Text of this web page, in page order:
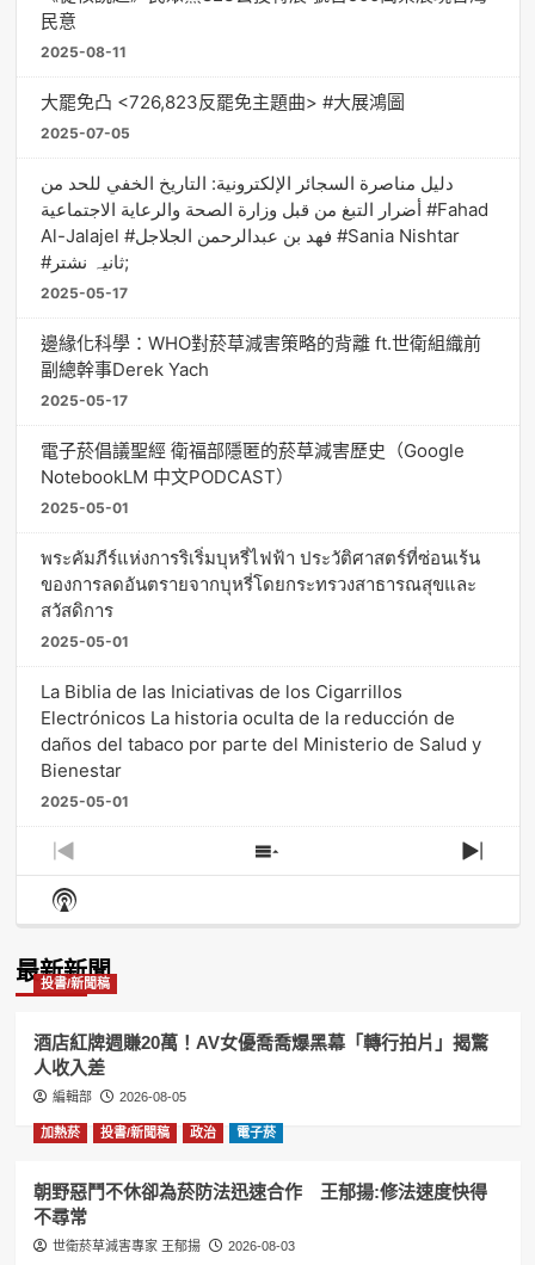
民意
2025-08-11
大罷免凸 <726,823反罷免主題曲> #大展鴻圖
2025-07-05
دليل مناصرة السجائر الإلكترونية: التاريخ الخفي للحد من
أضرار التبغ من قبل وزارة الصحة والرعاية الاجتماعية #Fahad
Al-Jalajel #فهد بن عبدالرحمن الجلاجل #Sania Nishtar
#ثانیہ نشتر;
2025-05-17
邊緣化科學：WHO對菸草減害策略的背離 ft.世衛組織前
副總幹事Derek Yach
2025-05-17
電子菸倡議聖經 衛福部隱匿的菸草減害歷史（Google
NotebookLM 中文PODCAST）
2025-05-01
พระคัมภีร์แห่งการริเริ่มบุหรี่ไฟฟ้า ประวัติศาสตร์ที่ซ่อนเร้น
ของการลดอันตรายจากบุหรี่โดยกระทรวงสาธารณสุขและ
สวัสดิการ
2025-05-01
La Biblia de las Iniciativas de los Cigarrillos
Electrónicos La historia oculta de la reducción de
daños del tabaco por parte del Ministerio de Salud y
Bienestar
2025-05-01
Previous
Episode
Show
Episodes
Next
Show
Podcast
最新新聞
投書/新聞稿
酒店紅牌週賺20萬！AV女優喬喬爆黑幕「轉行拍片」揭驚
人收入差
編輯部 2026-08-05
加熱菸 投書/新聞稿 政治 電子菸
朝野惡鬥不休卻為菸防法迅速合作 王郁揚:修法速度快得
不尋常
世衛菸草減害專家 王郁揚 2026-08-03